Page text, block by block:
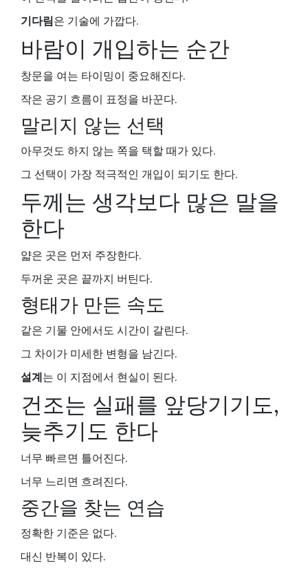
기다림은 기술에 가깝다.
바람이 개입하는 순간
창문을 여는 타이밍이 중요해진다.
작은 공기 흐름이 표정을 바꾼다.
말리지 않는 선택
아무것도 하지 않는 쪽을 택할 때가 있다.
그 선택이 가장 적극적인 개입이 되기도 한다.
두께는 생각보다 많은 말을
한다
얇은 곳은 먼저 주장한다.
두꺼운 곳은 끝까지 버틴다.
형태가 만든 속도
같은 기물 안에서도 시간이 갈린다.
그 차이가 미세한 변형을 남긴다.
설계는 이 지점에서 현실이 된다.
건조는 실패를 앞당기기도,
늦추기도 한다
너무 빠르면 틀어진다.
너무 느리면 흐려진다.
중간을 찾는 연습
정확한 기준은 없다.
대신 반복이 있다.